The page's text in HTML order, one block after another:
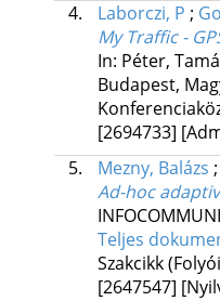
4.
Laborczi, P ;
My Traffic -
In: Péter,
Budapest,
[2694733]
5.
Mezny, Balázs ;
Ad-hoc
Teljes
Szakcikk
[2647547]